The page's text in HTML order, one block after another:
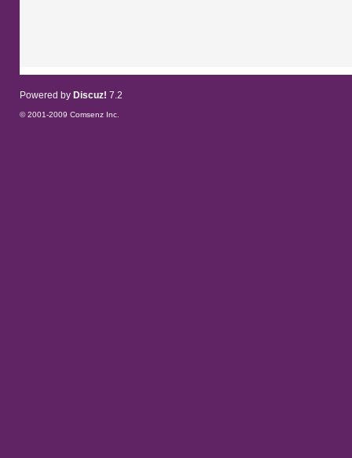
Powered by Discuz! 7.2
© 2001-2009 Comsenz Inc.